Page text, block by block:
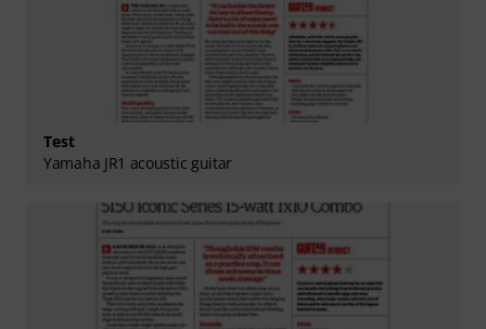
Test
Yamaha JR1 acoustic guitar